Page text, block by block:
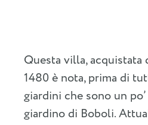
Questa villa,
1480 è nota, prima di
giardini che sono un
giardino di Boboli.